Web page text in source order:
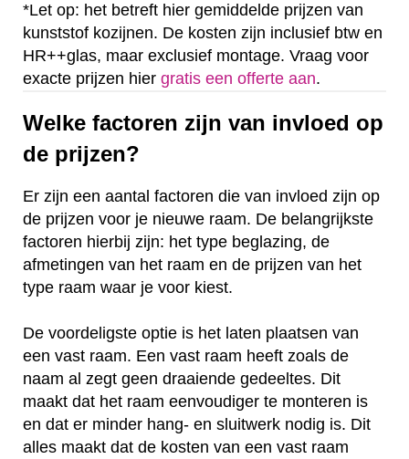
*Let op: het betreft hier gemiddelde prijzen van
kunststof kozijnen. De kosten zijn inclusief btw en
HR++glas, maar exclusief montage. Vraag voor
exacte prijzen hier gratis een offerte aan.
Welke factoren zijn van invloed op
de prijzen?
Er zijn een aantal factoren die van invloed zijn op
de prijzen voor je nieuwe raam. De belangrijkste
factoren hierbij zijn: het type beglazing, de
afmetingen van het raam en de prijzen van het
type raam waar je voor kiest.
De voordeligste optie is het laten plaatsen van
een vast raam. Een vast raam heeft zoals de
naam al zegt geen draaiende gedeeltes. Dit
maakt dat het raam eenvoudiger te monteren is
en dat er minder hang- en sluitwerk nodig is. Dit
alles maakt dat de kosten van een vast raam